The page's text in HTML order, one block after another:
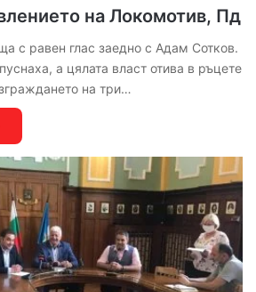
на Локомотив, Пд
с равен глас заедно с Адам Сотков.
а цялата власт отива в ръцете
на три…